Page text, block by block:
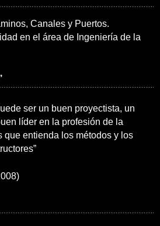
Canales y Puertos.
en el área de Ingeniería de la
ser un buen proyectista, un
líder en la profesión de la
que entienda los métodos y los